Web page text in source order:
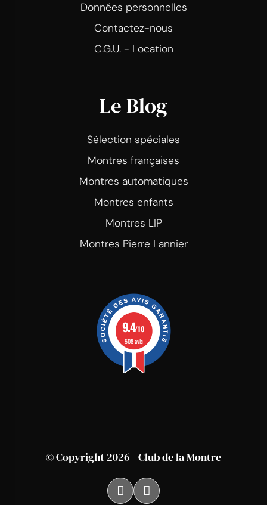
Données personnelles
Contactez-nous
C.G.U. - Location
Le Blog
Sélection spéciales
Montres françaises
Montres automatiques
Montres enfants
Montres LIP
Montres Pierre Lannier
9.4/10
508 avis
© Copyright 2026 - Club de la Montre